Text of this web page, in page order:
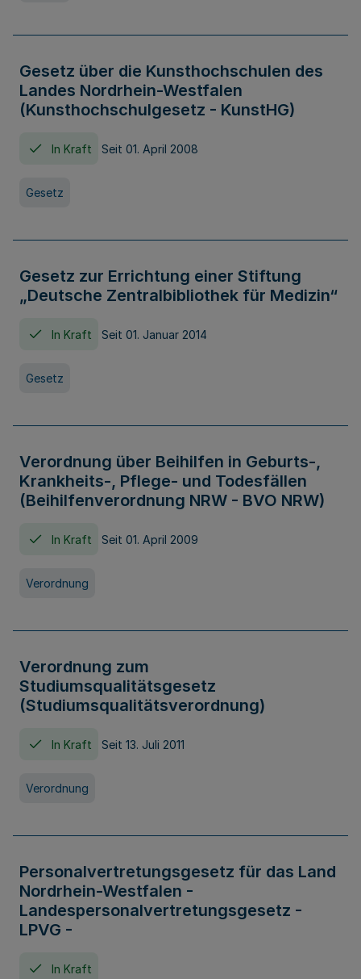
Gesetz über die Kunsthochschulen des
Landes Nordrhein-Westfalen
(Kunsthochschulgesetz - KunstHG)
In Kraft Seit 01. April 2008
Gesetz
Gesetz zur Errichtung einer Stiftung
„Deutsche Zentralbibliothek für Medizin“
In Kraft Seit 01. Januar 2014
Gesetz
Verordnung über Beihilfen in Geburts-,
Krankheits-, Pflege- und Todesfällen
(Beihilfenverordnung NRW - BVO NRW)
In Kraft Seit 01. April 2009
Verordnung
Verordnung zum
Studiumsqualitätsgesetz
(Studiumsqualitätsverordnung)
In Kraft Seit 13. Juli 2011
Verordnung
Personalvertretungsgesetz für das Land
Nordrhein-Westfalen -
Landespersonalvertretungsgesetz -
LPVG -
In Kraft